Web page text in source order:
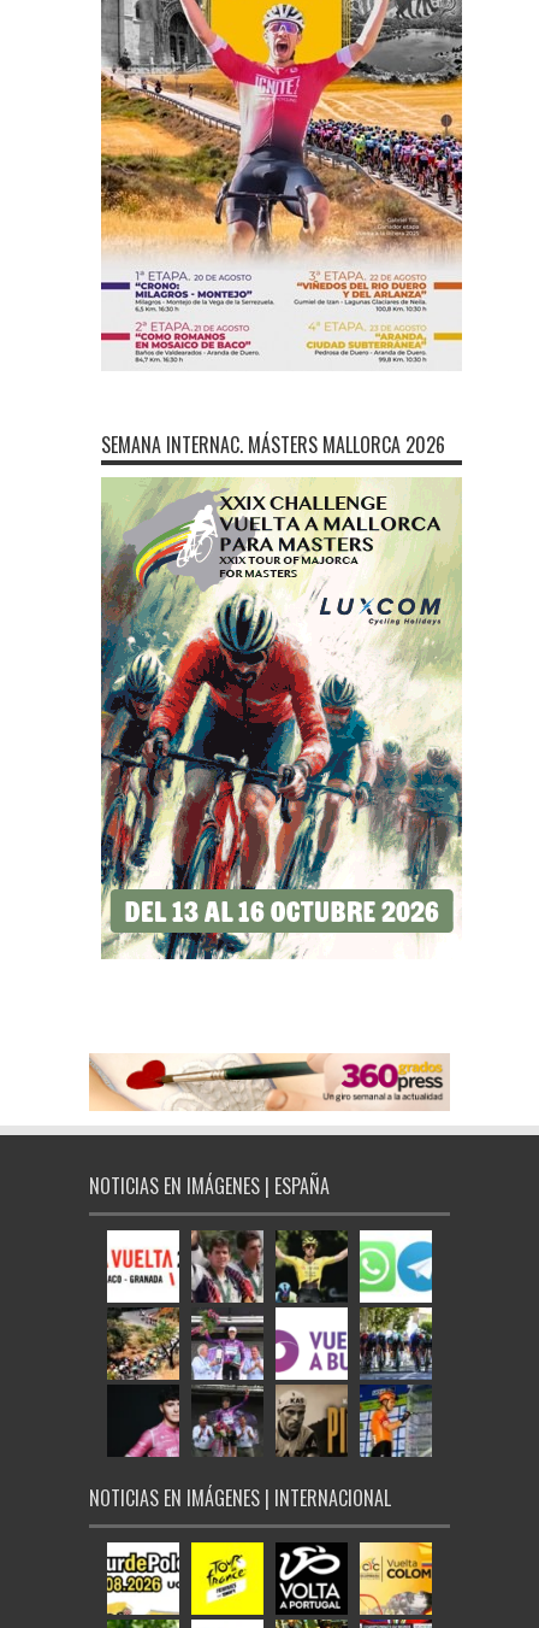
SEMANA INTERNAC. MÁSTERS MALLORCA 2026
NOTICIAS EN IMÁGENES | ESPAÑA
NOTICIAS EN IMÁGENES | INTERNACIONAL